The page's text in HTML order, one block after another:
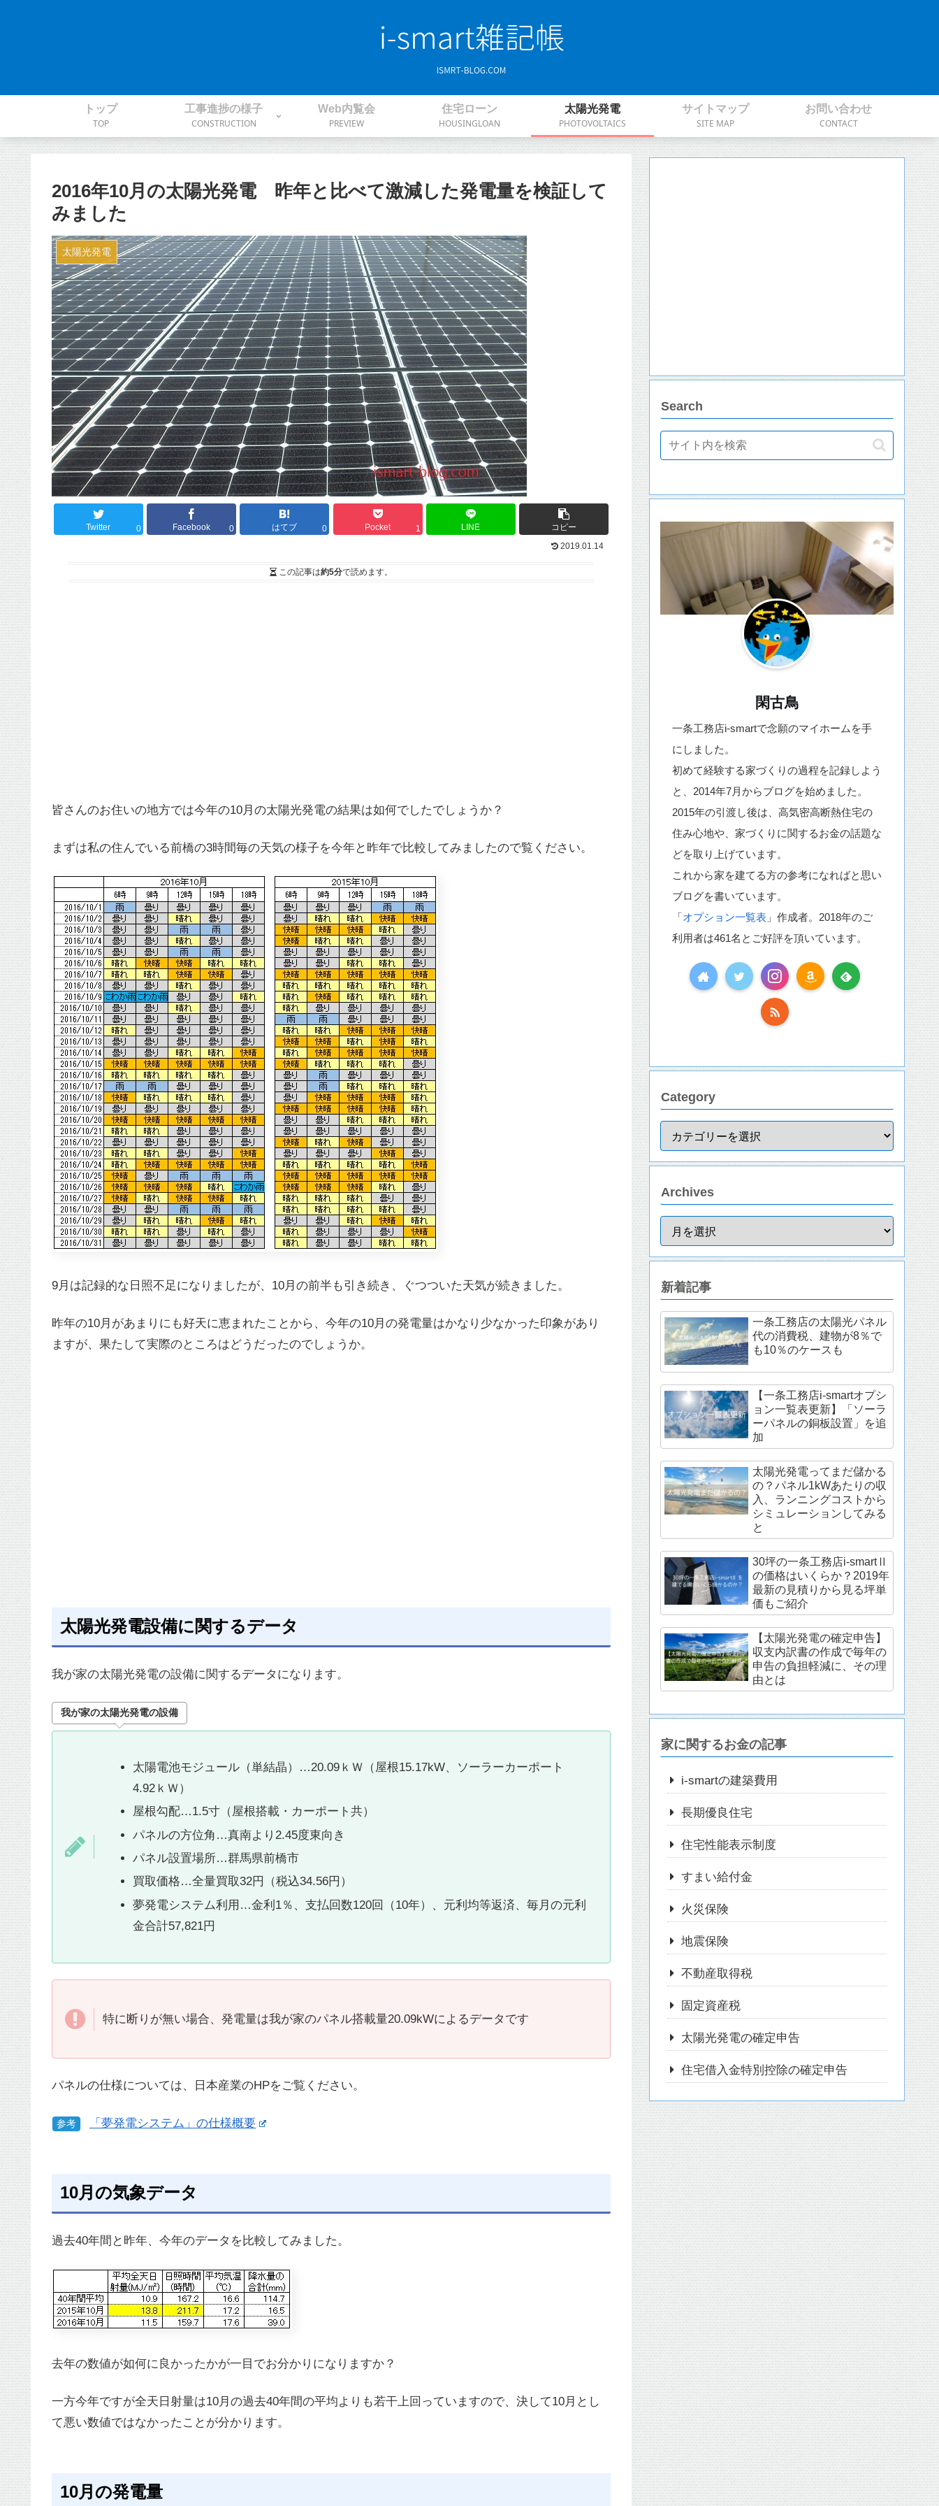
トップ
TOP
工事進捗の様子
CONSTRUCTION
Web内覧会
PREVIEW
住宅ローン
HOUSINGLOAN
太陽光発電
PHOTOVOLTAICS
サイトマップ
SITE MAP
お問い合わせ
CONTACT
2016年10月の太陽光発電 昨年と比べて激減した発電量を検証して
みました
太陽光発電
Twitter 0 Facebook 0 はてブ 0 Pocket 1 LINE
コピー
2019.01.14
この記事は約5分で読めます。
皆さんのお住いの地方では今年の10月の太陽光発電の結果は如何でしたでしょうか？
まずは私の住んでいる前橋の3時間毎の天気の様子を今年と昨年で比較してみましたので覧ください。
9月は記録的な日照不足になりましたが、10月の前半も引き続き、ぐつついた天気が続きました。
昨年の10月があまりにも好天に恵まれたことから、今年の10月の発電量はかなり少なかった印象があり
ますが、果たして実際のところはどうだったのでしょうか。
太陽光発電設備に関するデータ
我が家の太陽光発電の設備に関するデータになります。
我が家の太陽光発電の設備
太陽電池モジュール（単結晶）…20.09ｋＷ（屋根15.17kW、ソーラーカーポート
4.92ｋＷ）
屋根勾配…1.5寸（屋根搭載・カーポート共）
パネルの方位角…真南より2.45度東向き
パネル設置場所…群馬県前橋市
買取価格…全量買取32円（税込34.56円）
夢発電システム利用…金利1％、支払回数120回（10年）、元利均等返済、毎月の元利
金合計57,821円
特に断りが無い場合、発電量は我が家のパネル搭載量20.09kWによるデータです
パネルの仕様については、日本産業のHPをご覧ください。
参考 「夢発電システム」の仕様概要
10月の気象データ
過去40年間と昨年、今年のデータを比較してみました。
去年の数値が如何に良かったかが一目でお分かりになりますか？
一方今年ですが全天日射量は10月の過去40年間の平均よりも若干上回っていますので、決して10月とし
て悪い数値ではなかったことが分かります。
10月の発電量
Search
閑古鳥
一条工務店i-smartで念願のマイホームを手
にしました。
初めて経験する家づくりの過程を記録しよう
と、2014年7月からブログを始めました。
2015年の引渡し後は、高気密高断熱住宅の
住み心地や、家づくりに関するお金の話題な
どを取り上げています。
これから家を建てる方の参考になればと思い
ブログを書いています。
「オプション一覧表 」作成者。2018年のご
利用者は461名とご好評を頂いています。
Category
Archives
新着記事
一条工務店の太陽光パネル
代の消費税、建物が8％で
も10％のケースも
【一条工務店i-smartオプシ
ョン一覧表更新】「ソーラ
ーパネルの銅板設置」を追
加
太陽光発電ってまだ儲かる
の？パネル1kWあたりの収
入、ランニングコストから
シミュレーションしてみる
と
30坪の一条工務店i-smartⅡ
の価格はいくらか？2019年
最新の見積りから見る坪単
価もご紹介
【太陽光発電の確定申告】
収支内訳書の作成で毎年の
申告の負担軽減に、その理
由とは
家に関するお金の記事
i-smartの建築費用
長期優良住宅
住宅性能表示制度
すまい給付金
火災保険
地震保険
不動産取得税
固定資産税
太陽光発電の確定申告
住宅借入金特別控除の確定申告